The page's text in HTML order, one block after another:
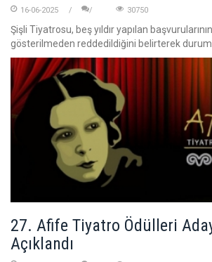
16-06-2025 30750
Şişli Tiyatrosu, beş yıldır yapılan
gösterilmeden reddedildiğini belirterek
27. Afife Tiyatro Ödülleri
Açıklandı